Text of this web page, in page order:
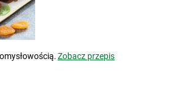
Zobacz przepis